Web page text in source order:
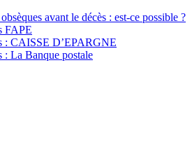
avant le décès : est-ce possible ?
FAPE
: CAISSE D’EPARGNE
: La Banque postale